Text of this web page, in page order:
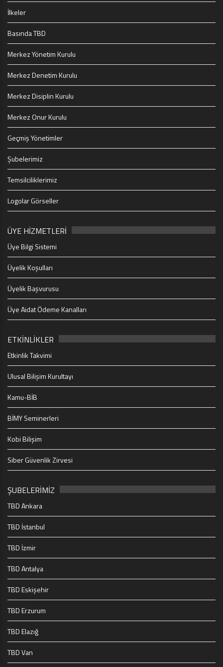
İlkeler
Basında TBD
Merkez Yönetim Kurulu
Merkez Denetim Kurulu
Merkez Disiplin Kurulu
Merkez Onur Kurulu
Geçmiş Yönetimler
Şubelerimiz
Temsilciliklerimiz
Logolar Görseller
ÜYE HİZMETLERİ
Üye Bilgi Sistemi
Üyelik Koşulları
Üyelik Başvurusu
Üye Aidat Ödeme Kanalları
ETKİNLİKLER
Etkinlik Takvimi
Ulusal Bilişim Kurultayı
Kamu-BİB
BİMY Seminerleri
Kobi Bilişim
Siber Güvenlik Zirvesi
ŞUBELERİMİZ
TBD Ankara
TBD İstanbul
TBD İzmir
TBD Antalya
TBD Eskişehir
TBD Erzurum
TBD Elazığ
TBD Van